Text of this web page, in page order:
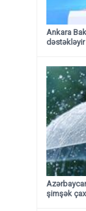
Ankara
dəstəkləyir
şimşək